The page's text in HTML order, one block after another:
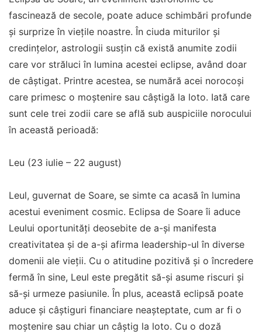
fascinează de secole, poate aduce schimbări profunde
și surprize în viețile noastre. În ciuda miturilor și
credințelor, astrologii susțin că există anumite zodii
care vor străluci în lumina acestei eclipse, având doar
de câștigat. Printre acestea, se numără acei norocoși
care primesc o moștenire sau câștigă la loto. Iată care
sunt cele trei zodii care se află sub auspiciile norocului
în această perioadă:
Leu (23 iulie – 22 august)
Leul, guvernat de Soare, se simte ca acasă în lumina
acestui eveniment cosmic. Eclipsa de Soare îi aduce
Leului oportunități deosebite de a-și manifesta
creativitatea și de a-și afirma leadership-ul în diverse
domenii ale vieții. Cu o atitudine pozitivă și o încredere
fermă în sine, Leul este pregătit să-și asume riscuri și
să-și urmeze pasiunile. În plus, această eclipsă poate
aduce și câștiguri financiare neașteptate, cum ar fi o
moștenire sau chiar un câștig la loto. Cu o doză